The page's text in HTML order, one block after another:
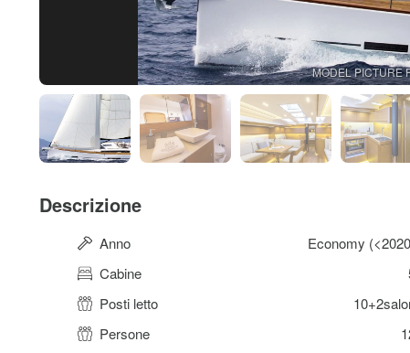
MODEL PICTURE
Descrizione
Anno Economy
Cabine
Posti letto
Persone